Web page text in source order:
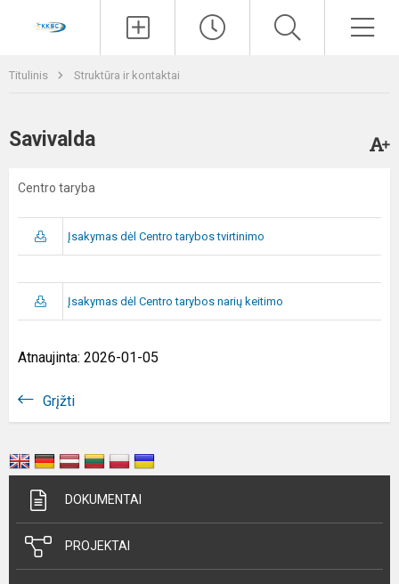
Titulinis Struktūra ir kontaktai
Savivalda
Centro taryba
Įsakymas dėl Centro tarybos tvirtinimo
Įsakymas dėl Centro tarybos narių keitimo
Atnaujinta: 2026-01-05
Grįžti
DOKUMENTAI
PROJEKTAI